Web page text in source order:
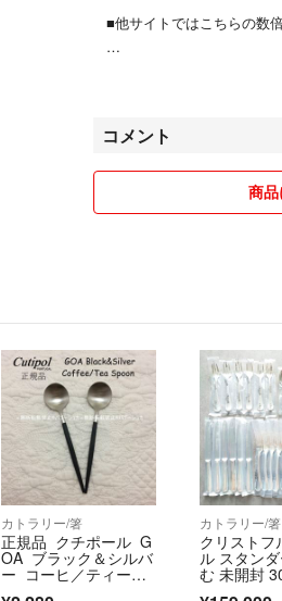
■他サイトではこちらの数
■販売手数料・送料・状態
■お値段交渉の際はご希望
たします。お値下げは常
(購入を考えてますが、い
がわかりませんので返信し
■コンビニ/ATM支払いを
せ下さい。
■お取り置きはいたしませ
懲りです)
❤5万円以上の高額商品の
ト下さい。
可能な限り対応させて頂き
コメント
商
カトラリー/箸
正規品 クチポール G
OA ブラック＆シルバ
ー コーヒ／ティース
カトラリー/箸
クリストフ
ル スタン
む 未開封